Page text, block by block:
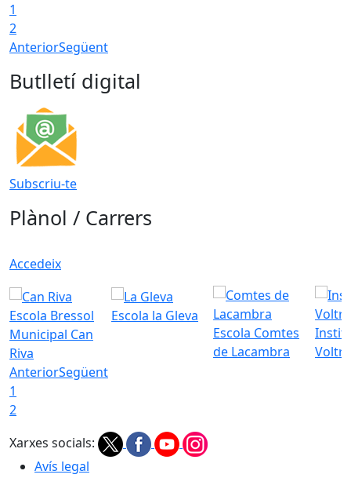
1
2
AnteriorSegüent
Butlletí digital
Subscriu-te
Plànol / Carrers
Accedeix
Escola Bressol
Municipal Can
Riva
Escola la Gleva
Escola Comtes
de Lacambra
AnteriorSegüent
1
2
Xarxes socials:
Avís legal